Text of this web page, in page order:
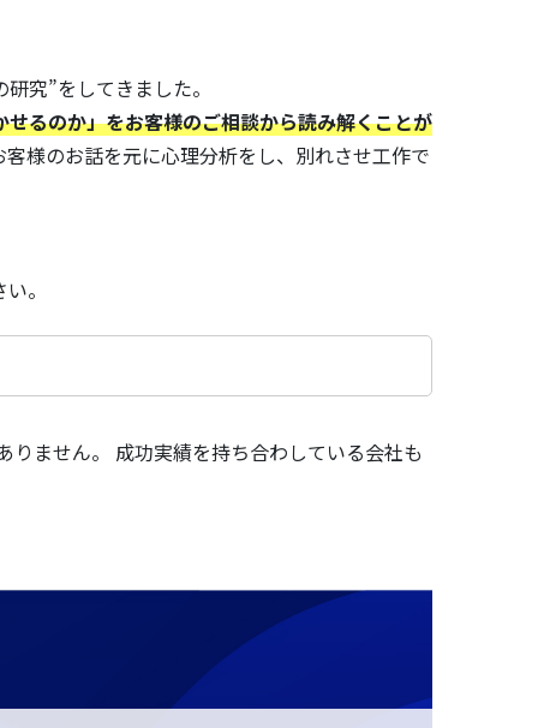
究”をしてきました。
るのか」をお客様のご相談から読み解くことが
様のお話を元に心理分析をし、別れさせ工作で
。
ません。 成功実績を持ち合わしている会社も